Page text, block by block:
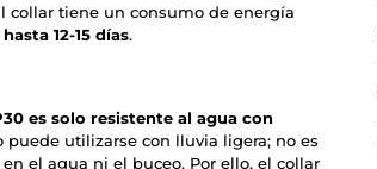
collar tiene un consumo de energía
12-15 días.
es solo resistente al agua con
puede utilizarse con lluvia ligera; no es
el agua ni el buceo. Por ello, el collar